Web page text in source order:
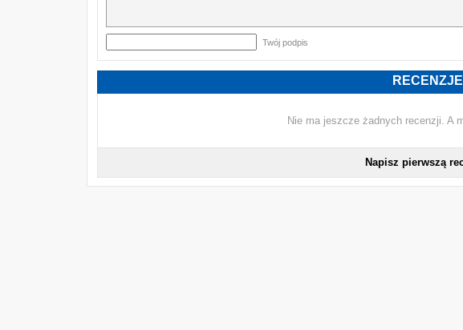
2. Composition Ii
Twój podpis
RECENZJE
Nie ma jeszcze żadnych recenzji. A
Napisz pierwszą